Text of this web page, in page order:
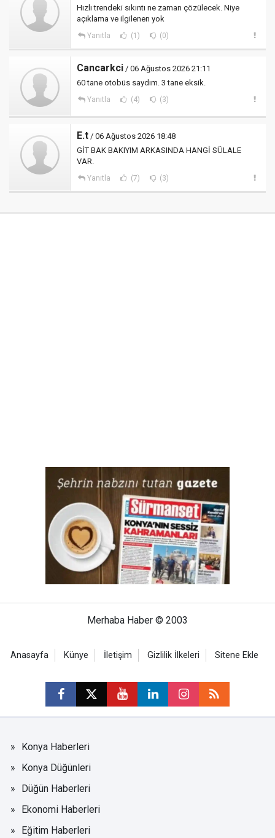
Hızlı trendeki sıkıntı ne zaman çözülecek. Niye
açıklama ve ilgilenen yok
Yanıtla (1) (0)
Cancarkci / 06 Ağustos 2026 21:11
60 tane otobüs saydım. 3 tane eksik.
Yanıtla (4) (3)
E.t / 06 Ağustos 2026 18:48
GİT BAK BAKIYIM ARKASINDA HANGİ SÜLALE
VAR.
Yanıtla (7) (3)
Merhaba Haber © 2003
Anasayfa Künye İletişim Gizlilik İlkeleri Sitene Ekle
Konya Haberleri
Konya Düğünleri
Düğün Haberleri
Ekonomi Haberleri
Eğitim Haberleri